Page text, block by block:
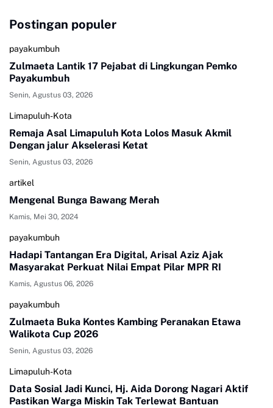
Postingan populer
payakumbuh
Zulmaeta Lantik 17 Pejabat di Lingkungan Pemko
Payakumbuh
Senin, Agustus 03, 2026
Limapuluh-Kota
Remaja Asal Limapuluh Kota Lolos Masuk Akmil
Dengan jalur Akselerasi Ketat
Senin, Agustus 03, 2026
artikel
Mengenal Bunga Bawang Merah
Kamis, Mei 30, 2024
payakumbuh
Hadapi Tantangan Era Digital, Arisal Aziz Ajak
Masyarakat Perkuat Nilai Empat Pilar MPR RI
Kamis, Agustus 06, 2026
payakumbuh
Zulmaeta Buka Kontes Kambing Peranakan Etawa
Walikota Cup 2026
Senin, Agustus 03, 2026
Limapuluh-Kota
Data Sosial Jadi Kunci, Hj. Aida Dorong Nagari Aktif
Pastikan Warga Miskin Tak Terlewat Bantuan